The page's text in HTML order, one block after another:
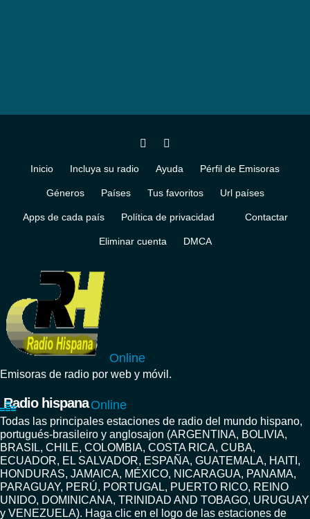
Inicio Incluya su radio Ayuda Pérfil de Emisoras
Géneros Países Tus favoritos Url países
Apps de cada país Política de privacidad Contactar
Eliminar cuenta DMCA
Online
Emisoras de radio por web y móvil.
Radio hispana Online
Todas las principales estaciones de radio del mundo hispano,
portugués-brasileiro y anglosajon (ARGENTINA, BOLIVIA,
BRASIL, CHILE, COLOMBIA, COSTA RICA, CUBA,
ECUADOR, EL SALVADOR, ESPAÑA, GUATEMALA, HAITI,
HONDURAS, JAMAICA, MÉXICO, NICARAGUA, PANAMA,
PARAGUAY, PERÚ, PORTUGAL, PUERTO RICO, REINO
UNIDO, DOMINICANA, TRINIDAD AND TOBAGO, URUGUAY
y VENEZUELA). Haga clic en el logo de las estaciones de